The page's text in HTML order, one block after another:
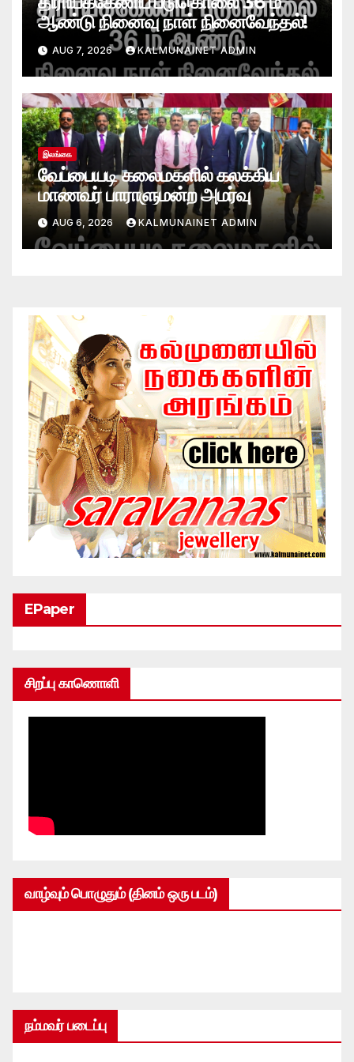
ஆண்டு நினைவு நாள் நினைவேந்தல்!
AUG 7, 2026 KALMUNAINET ADMIN
இலங்கை
வேப்பையடி கலைமகளில் கலக்கிய
மாணவர் பாராளுமன்ற அமர்வு
AUG 6, 2026 KALMUNAINET ADMIN
EPaper
சிறப்பு காணொளி
வாழ்வும் பொழுதும் (தினம் ஒரு படம்)
நம்மவர் படைப்பு